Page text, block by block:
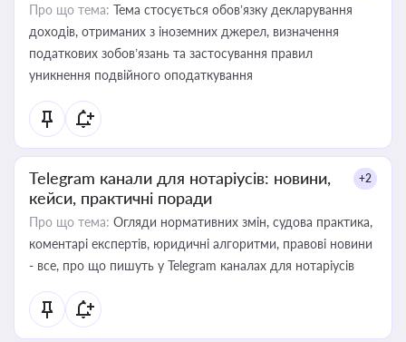
Про що тема: Тема стосується обов’язку декларування
доходів, отриманих з іноземних джерел, визначення
податкових зобов’язань та застосування правил
уникнення подвійного оподаткування
Telegram канали для нотаріусів: новини,
кейси, практичні поради
+2
Про що тема: Огляди нормативних змін, судова практика,
коментарі експертів, юридичні алгоритми, правові новини
- все, про що пишуть у Telegram каналах для нотаріусів